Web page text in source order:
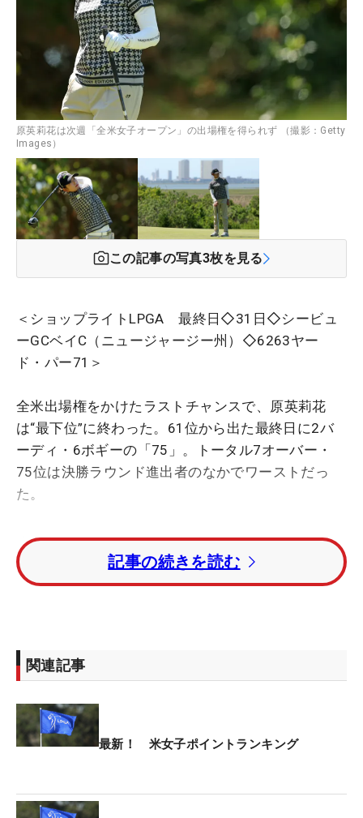
原英莉花は次週「全米女子オープン」の出場権を得られず （撮影：Getty
Images）
この記事の写真3枚を見る
＜ショップライトLPGA 最終日◇31日◇シービュ
ーGCベイC（ニュージャージー州）◇6263ヤー
ド・パー71＞
全米出場権をかけたラストチャンスで、原英莉花
は“最下位”に終わった。61位から出た最終日に2バ
ーディ・6ボギーの「75」。トータル7オーバー・
75位は決勝ラウンド進出者のなかでワーストだっ
た。
米国女子ツアーでは年間2試合しかない3日間大会。
初日51位で、2日目に「74」と崩れてさらに後退し
た。優勝者には次週「全米女子オープン」（6月4日
た。
いたが、メンタルの部分がプレー面にも表れた。
「きょうはひたすらボケっとしてプレーしちゃいま
記事の続きを読む
関連記事
最新！ 米女子ポイントランキング